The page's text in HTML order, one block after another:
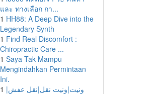
และ ทางเลือก กา...
1 HH88: A Deep Dive into the
Legendary Synth
1 Find Real Discomfort :
Chiropractic Care ...
1 Saya Tak Mampu
Mengindahkan Permintaan
Ini.
1 ونيت|ونيت نقل|نقل عفش|